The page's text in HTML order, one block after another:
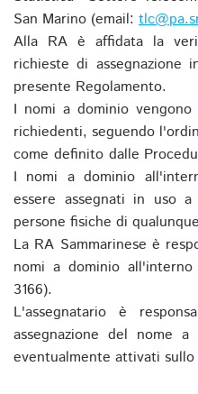
San Marino (email:
Alla RA è affidata la
richieste di assegnazione
presente Regolamento.
I nomi a dominio
richiedenti, seguendo
come definito dalle
I nomi a dominio
essere assegnati in uso
persone fisiche di
La RA Sammarinese è
nomi a dominio
3166).
L'assegnatario è
assegnazione del nome
eventualmente attivati sullo